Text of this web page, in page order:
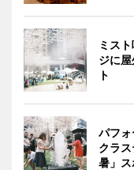
ミス
ジに
ト
パフ
クラ
暑」ス